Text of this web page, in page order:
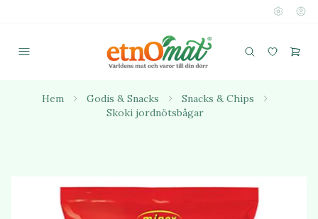
Hem Godis & Snacks
Snacks & Chips
Skoki jordnötsbågar